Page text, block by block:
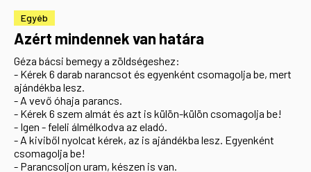
Egyéb
Azért mindennek van határa
Géza bácsi bemegy a zöldségeshez:
- Kérek 6 darab narancsot és egyenként csomagolja be, mert
ajándékba lesz.
- A vevő óhaja parancs.
- Kérek 6 szem almát és azt is külön-külön csomagolja be!
- Igen - feleli álmélkodva az eladó.
- A kiviből nyolcat kérek, az is ajándékba lesz. Egyenként
csomagolja be!
- Parancsoljon uram, készen is van.